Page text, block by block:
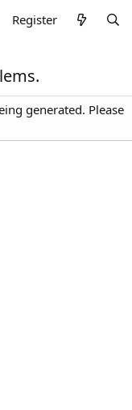
Register
generated. Please